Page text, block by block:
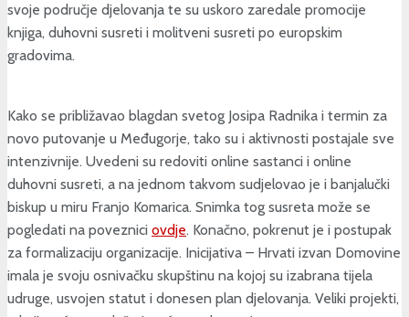
svoje područje djelovanja te su uskoro zaredale promocije
knjiga, duhovni susreti i molitveni susreti po europskim
gradovima.
Kako se približavao blagdan svetog Josipa Radnika i termin za
novo putovanje u Međugorje, tako su i aktivnosti postajale sve
intenzivnije. Uvedeni su redoviti online sastanci i online
duhovni susreti, a na jednom takvom sudjelovao je i banjalučki
biskup u miru Franjo Komarica. Snimka tog susreta može se
pogledati na poveznici ovdje. Konačno, pokrenut je i postupak
za formalizaciju organizacije. Inicijativa – Hrvati izvan Domovine
imala je svoju osnivačku skupštinu na kojoj su izabrana tijela
udruge, usvojen statut i donesen plan djelovanja. Veliki projekti,